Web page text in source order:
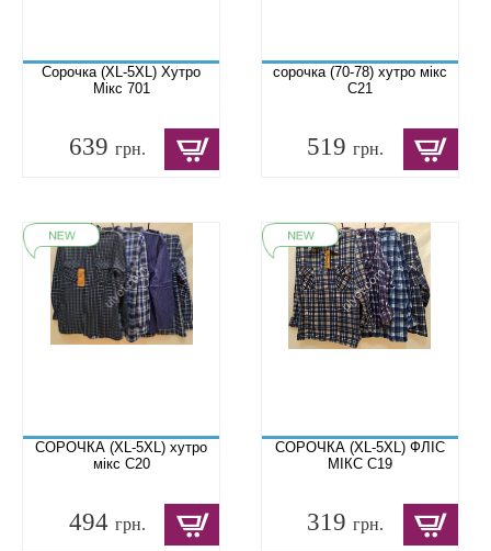
Сорочка (XL-5XL) Хутро
Мікс 701
639 грн.
сорочка (70-78) хутро мікс
C21
519грн.
СОРОЧКА (XL-5XL) хутро
мікс C20
494 грн.
СОРОЧКА (XL-5XL) ФЛІС
МІКС C19
319грн.